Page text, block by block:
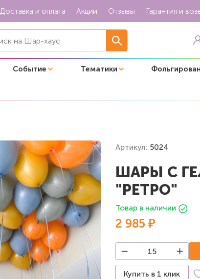
Доставка и оплата Акции Отзывы Гарантия и
Событие Тематики
Артикул: 5024
ШАРЫ С
"РЕТРО"
Товар в наличии
2 985 ₽
Купить в 1 клик